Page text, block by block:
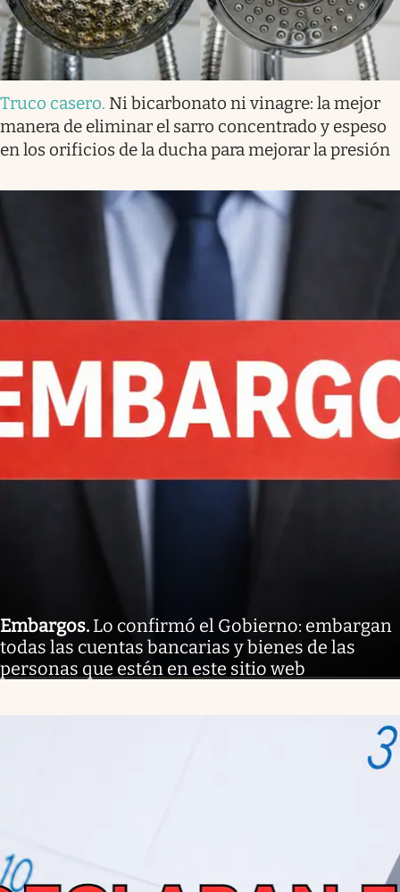
Truco casero. Ni bicarbonato ni vinagre: la mejor
manera de eliminar el sarro concentrado y espeso
en los orificios de la ducha para mejorar la presión
Embargos. Lo confirmó el Gobierno: embargan
todas las cuentas bancarias y bienes de las
personas que estén en este sitio web